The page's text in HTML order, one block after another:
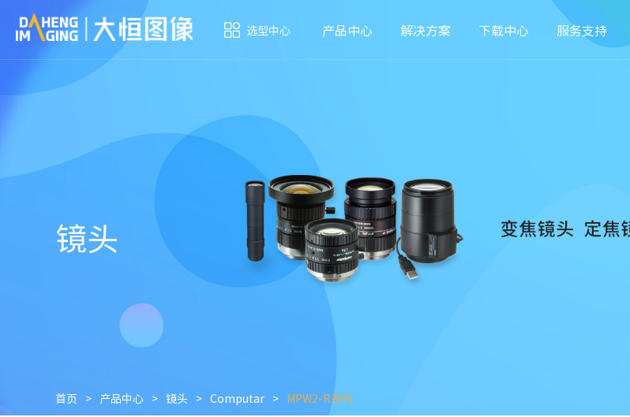
选型中心 产品中心 解决方案 下载中心 服务支持
镜头
首页 > 产品中心 > 镜头 > Computar > MPW2-R系列